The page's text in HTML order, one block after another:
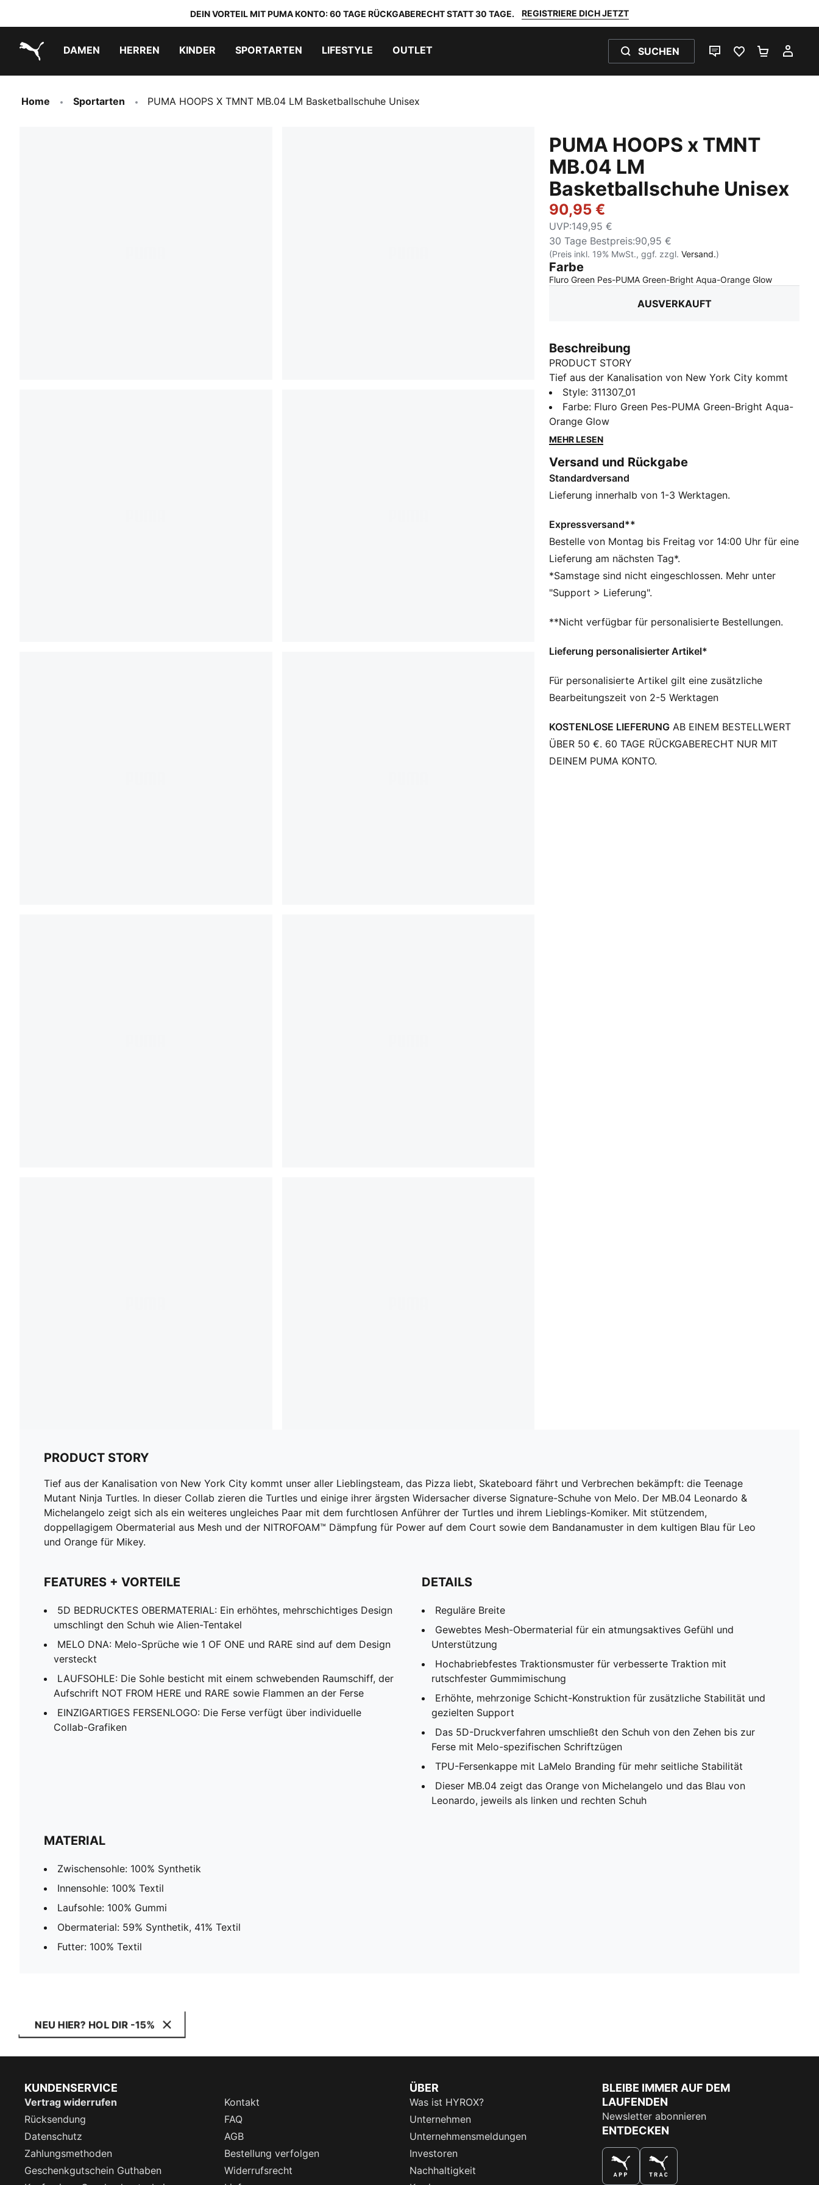
DEIN VORTEIL MIT PUMA KONTO: 60 TAGE RÜCKGABERECHT STATT 30 TAGE. REGISTRIERE DICH JETZT
DAMEN HERREN KINDER SPORTARTEN LIFESTYLE OUTLET SUCHEN
LIVE-CHATFAVORITEN 0
Home Sportarten PUMA HOOPS X TMNT MB.04 LM Basketballschuhe Unisex
PUMA HOOPS x TMNT
MB.04 LM
Basketballschuhe Unisex
90,95 €
UVP:149,95 €
30 Tage Bestpreis:90,95 €
(Preis inkl. 19% MwSt., ggf. zzgl.Versand.)
Farbe
Fluro Green Pes-PUMA Green-Bright Aqua-Orange Glow:
AUSVERKAUFT
Beschreibung
PRODUCT STORY
Tief aus der Kanalisation von New York City kommt
unser aller Lieblingsteam, das Pizza liebt, Skateboard
fährt und Verbrechen bekämpft: die Teenage Mutant
Ninja Turtles. In dieser Collab zieren die Turtles und
einige ihrer ärgsten Widersacher diverse Signature-
Michelangelo zeigt sich als ein weiteres ungleiches
Paar mit dem furchtlosen Anführer der Turtles und
ihrem Lieblings-Komiker. Mit stützendem,
NITROFOAM™ Dämpfung für Power auf dem Court
sowie dem Bandanamuster in dem kultigen Blau für
Leo und Orange für Mikey.
FEATURES + VORTEILE
5D BEDRUCKTES OBERMATERIAL: Ein erhöhtes,
mehrschichtiges Design umschlingt den Schuh wie
MELO DNA: Melo-Sprüche wie 1 OF ONE und RARE
LAUFSOHLE: Die Sohle besticht mit einem
HERE und RARE sowie Flammen an der Ferse
EINZIGARTIGES FERSENLOGO: Die Ferse verfügt über
DETAILS
Reguläre Breite
Gewebtes Mesh-Obermaterial für ein atmungsaktives
Style: 311307_01
Farbe: Fluro Green Pes-PUMA Green-Bright Aqua-
Orange Glow
MEHR LESEN
Versand und Rückgabe
Standardversand
Lieferung innerhalb von 1-3 Werktagen.
Expressversand**
Bestelle von Montag bis Freitag vor 14:00 Uhr für eine
Lieferung am nächsten Tag*.
*Samstage sind nicht eingeschlossen. Mehr unter
"Support > Lieferung".
**Nicht verfügbar für personalisierte Bestellungen.
Lieferung personalisierter Artikel*
Für personalisierte Artikel gilt eine zusätzliche
Bearbeitungszeit von 2-5 Werktagen
KOSTENLOSE LIEFERUNG AB EINEM BESTELLWERT
ÜBER 50 €. 60 TAGE RÜCKGABERECHT NUR MIT
DEINEM PUMA KONTO.
PRODUCT STORY
Tief aus der Kanalisation von New York City kommt unser aller Lieblingsteam, das Pizza liebt, Skateboard fährt und Verbrechen bekämpft: die Teenage
Mutant Ninja Turtles. In dieser Collab zieren die Turtles und einige ihrer ärgsten Widersacher diverse Signature-Schuhe von Melo. Der MB.04 Leonardo &
Michelangelo zeigt sich als ein weiteres ungleiches Paar mit dem furchtlosen Anführer der Turtles und ihrem Lieblings-Komiker. Mit stützendem,
doppellagigem Obermaterial aus Mesh und der NITROFOAM™ Dämpfung für Power auf dem Court sowie dem Bandanamuster in dem kultigen Blau für Leo
und Orange für Mikey.
FEATURES + VORTEILE
5D BEDRUCKTES OBERMATERIAL: Ein erhöhtes, mehrschichtiges Design
umschlingt den Schuh wie Alien-Tentakel
MELO DNA: Melo-Sprüche wie 1 OF ONE und RARE sind auf dem Design
versteckt
LAUFSOHLE: Die Sohle besticht mit einem schwebenden Raumschiff, der
Aufschrift NOT FROM HERE und RARE sowie Flammen an der Ferse
EINZIGARTIGES FERSENLOGO: Die Ferse verfügt über individuelle
Collab-Grafiken
DETAILS
Reguläre Breite
Gewebtes Mesh-Obermaterial für ein atmungsaktives Gefühl und
Unterstützung
Hochabriebfestes Traktionsmuster für verbesserte Traktion mit
rutschfester Gummimischung
Erhöhte, mehrzonige Schicht-Konstruktion für zusätzliche Stabilität und
gezielten Support
Das 5D-Druckverfahren umschließt den Schuh von den Zehen bis zur
Ferse mit Melo-spezifischen Schriftzügen
TPU-Fersenkappe mit LaMelo Branding für mehr seitliche Stabilität
Dieser MB.04 zeigt das Orange von Michelangelo und das Blau von
Leonardo, jeweils als linken und rechten Schuh
MATERIAL
Zwischensohle: 100% Synthetik
Innensohle: 100% Textil
Laufsohle: 100% Gummi
Obermaterial: 59% Synthetik, 41% Textil
Futter: 100% Textil
NEU HIER? HOL DIR -15%
KUNDENSERVICE
Vertrag widerrufen
Kontakt
Rücksendung
FAQ
Datenschutz
AGB
Zahlungsmethoden
Bestellung verfolgen
Geschenkgutschein Guthaben
Widerrufsrecht
ÜBER
Was ist HYROX?
Unternehmen
Unternehmensmeldungen
Investoren
Nachhaltigkeit
BLEIBE IMMER AUF DEM
LAUFENDEN
Newsletter abonnieren
ENTDECKEN